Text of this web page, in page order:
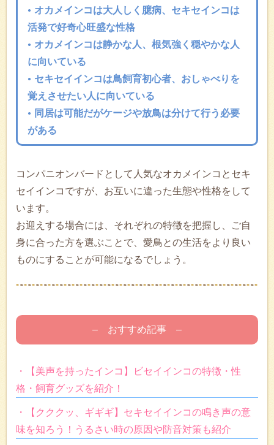
オカメインコは大人しく臆病、セキセインコは
活発で好奇心旺盛な性格
オカメインコは静かな人、根気強く穏やかな人
に向いている
セキセイインコは鳥飼育初心者、おしゃべりを
覚えさせたい人に向いている
同居は可能だがケージや放鳥は分けて行う必要
がある
コンパニオンバードとして人気なオカメインコとセキ
セイインコですが、お互いに違った生態や性格をして
います。
お迎えする場合には、それぞれの特徴を把握し、ご自
身に合った方を選ぶことで、愛鳥との生活をより良い
ものにすることが可能になるでしょう。
– おすすめ記事 –
・【美声を持ったインコ】ビセイインコの特徴・性
格・飼育グッズを紹介！
・【クククッ、ギギギ】セキセイインコの鳴き声の意
味を知ろう！うるさい時の原因や防音対策も紹介